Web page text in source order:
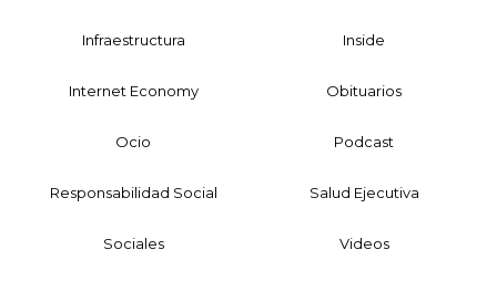
Infraestructura Inside
Internet Economy Obituarios
Ocio Podcast
Responsabilidad Social Salud Ejecutiva
Sociales Videos